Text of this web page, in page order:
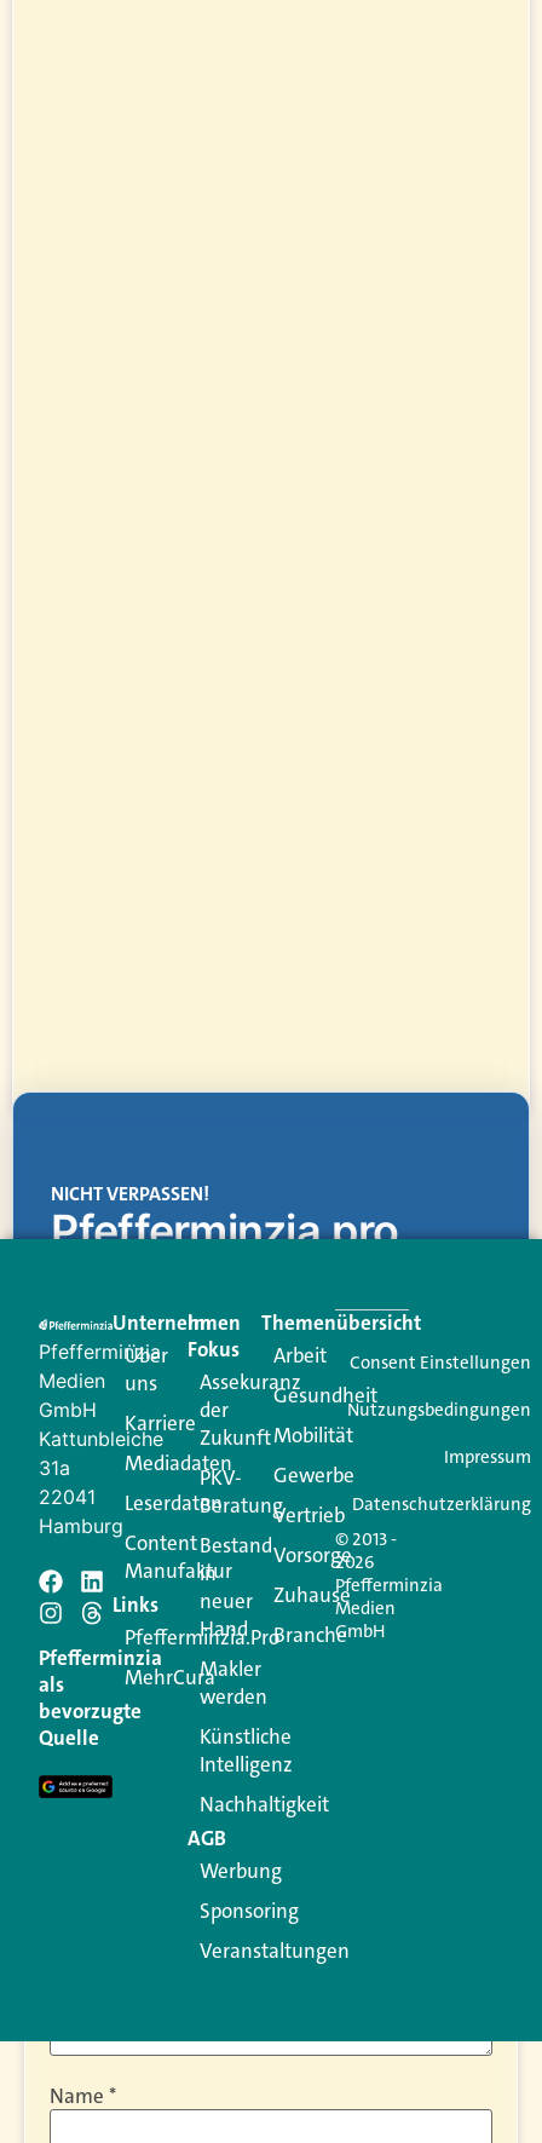
NICHT VERPASSEN!
Pfefferminzia.pro
Creator für Ihre Kundenkommunikation. Alles, was
Ihren Vertriebsalltag leichter macht. Mit nur einem
Login.
Jetzt anmelden
Schreiben Sie einen
Kommentar
Ihre E-Mail-Adresse wird nicht veröffentlicht.
Erforderliche Felder sind mit
Kommentar
Name *
Pfefferminzia
Medien
GmbH
Kattunbleiche
31a
22041
Hamburg
Pfefferminzia
als
bevorzugte
Quelle
Unternehmen
Über
uns
Karriere
Mediadaten
Leserdaten
Content
Manufaktur
Links
Pfefferminzia.Pro
MehrCura
Im
Fokus
Assekuranz
der
Zukunft
PKV-
Beratung
Bestand
in
neuer
Hand
Makler
werden
Künstliche
Intelligenz
Nachhaltigkeit
AGB
Werbung
Sponsoring
Veranstaltungen
Themenübersicht
Arbeit
Gesundheit
Mobilität
Gewerbe
Vertrieb
Vorsorge
Zuhause
Branche
© 2013 -
2026
Pfefferminzia
Medien
GmbH
Consent Einstellungen
Nutzungsbedingungen
Impressum
Datenschutzerklärung